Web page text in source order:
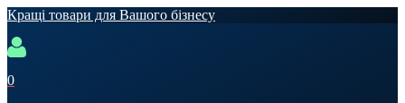
Кращі товари для Вашого бізнесу
0